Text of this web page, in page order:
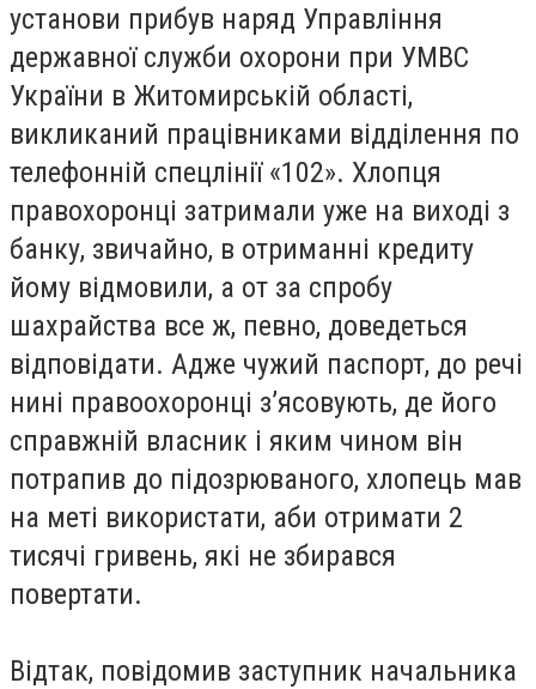
установи прибув наряд Управління
державної служби охорони при УМВС
України в Житомирській області,
викликаний працівниками відділення по
телефонній спецлінії «102». Хлопця
правохоронці затримали уже на виході з
банку, звичайно, в отриманні кредиту
йому відмовили, а от за спробу
шахрайства все ж, певно, доведеться
відповідати. Адже чужий паспорт, до речі
нині правоохоронці з’ясовують, де його
справжній власник і яким чином він
потрапив до підозрюваного, хлопець мав
на меті використати, аби отримати 2
тисячі гривень, які не збирався
повертати.
Відтак, повідомив заступник начальника